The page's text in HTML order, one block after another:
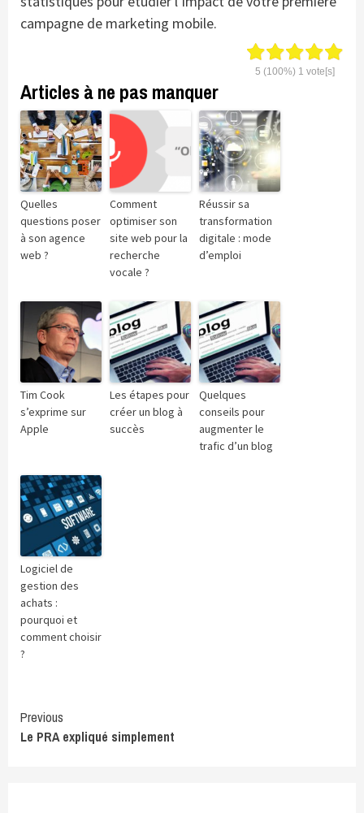
campagne de marketing mobile.
5 (100%) 1 vote[s]
Articles à ne pas manquer
Quelles
questions poser
à son agence
web ?
Comment
optimiser son
site web pour la
recherche
vocale ?
Réussir sa
transformation
digitale : mode
d’emploi
Tim Cook
s’exprime sur
Apple
Les étapes pour
créer un blog à
succès
Quelques
conseils pour
augmenter le
trafic d’un blog
Logiciel de
gestion des
achats :
pourquoi et
comment choisir
?
Continue
Reading
Previous
Le PRA expliqué simplement